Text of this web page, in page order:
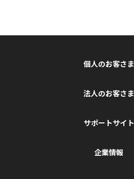
個人のお客さま
法人のお客さま
サポートサイト
企業情報